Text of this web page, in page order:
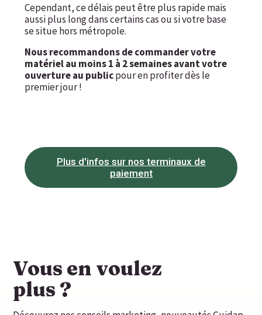
Cependant, ce délais peut être plus rapide mais
aussi plus long dans certains cas ou si votre base
se situe hors métropole.
Nous recommandons de commander votre
matériel au moins 1 à 2 semaines avant votre
ouverture au publicpour en profiter dès le
premier jour !
Plus d'infos sur nos terminaux de
paiement
Vous en voulez
plus ?